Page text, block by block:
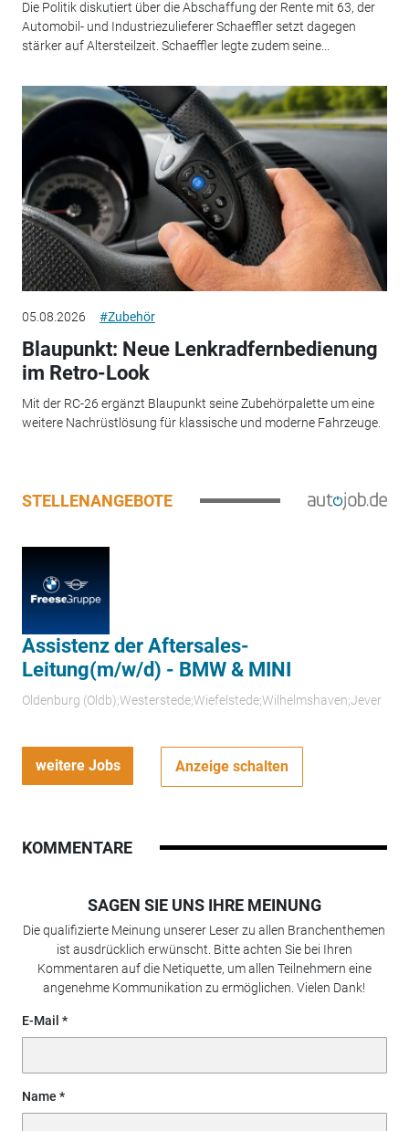
Die Politik diskutiert über die Abschaffung der Rente mit 63, der
Automobil- und Industriezulieferer Schaeffler setzt dagegen
stärker auf Altersteilzeit. Schaeffler legte zudem seine...
05.08.2026 #Zubehör
Blaupunkt: Neue Lenkradfernbedienung
im Retro-Look
Mit der RC-26 ergänzt Blaupunkt seine Zubehörpalette um eine
weitere Nachrüstlösung für klassische und moderne Fahrzeuge.
STELLENANGEBOTE
Assistenz der Aftersales-
Leitung(m/w/d) - BMW & MINI
Oldenburg (Oldb);Westerstede;Wiefelstede;Wilhelmshaven;Jever
weitere Jobs Anzeige schalten
KOMMENTARE
SAGEN SIE UNS IHRE MEINUNG
Die qualifizierte Meinung unserer Leser zu allen Branchenthemen
ist ausdrücklich erwünscht. Bitte achten Sie bei Ihren
Kommentaren auf die Netiquette, um allen Teilnehmern eine
angenehme Kommunikation zu ermöglichen. Vielen Dank!
E-Mail
Name